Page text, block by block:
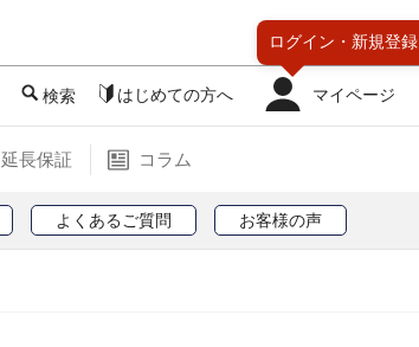
検索 はじめての方へ マイページ
ログイン・ 新規登録
延長保証 コラム
よくあるご質問 お客様の声